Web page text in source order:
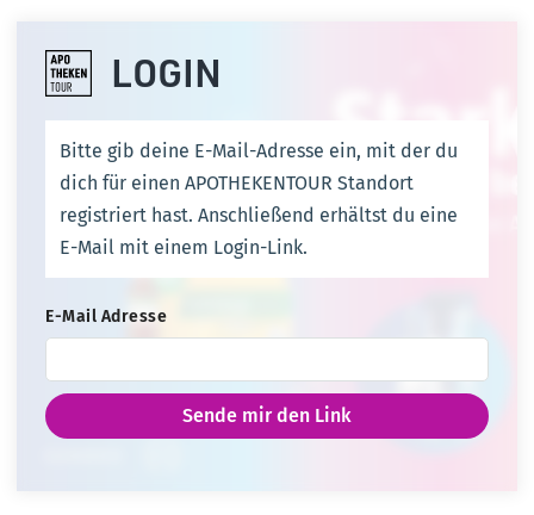
LOGIN
Bitte gib deine E-Mail-Adresse ein, mit der du
dich für einen APOTHEKENTOUR Standort
registriert hast. Anschließend erhältst du eine
E-Mail mit einem Login-Link.
E-Mail Adresse